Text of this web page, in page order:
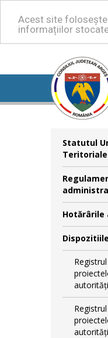
Acest site folosește
informațiilor
Statutul
Teritoriale